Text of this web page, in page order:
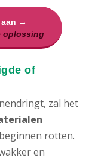
→
oplossing
of
zal het
rotten.
en